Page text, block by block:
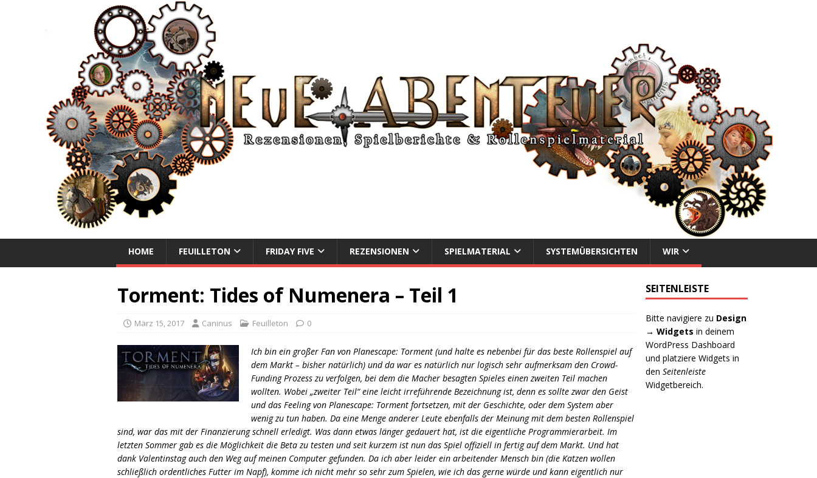
NEUE ABENTEUER
HOME FEUILLETON FRIDAY FIVE REZENSIONEN SPIELMATERIAL SYSTEMÜBERSICHTEN WIR
Torment: Tides of Numenera – Teil 1
März 15, 2017 Caninus Feuilleton 0
Ich bin ein großer Fan von Planescape: Torment (und halte es nebenbei für das beste Rollenspiel auf
dem Markt – bisher natürlich) und da war es natürlich nur logisch sehr aufmerksam den Crowd-
Funding Prozess zu verfolgen, bei dem die Macher besagten Spieles einen zweiten Teil machen
wollten. Wobei „zweiter Teil“ eine leicht irreführende Bezeichnung ist, denn es sollte zwar den Geist
und das Feeling von Planescape: Torment fortsetzen, mit der Geschichte, oder dem System aber
wenig zu tun haben. Da eine Menge anderer Leute ebenfalls der Meinung mit dem besten Rollenspiel
sind, war das mit der Finanzierung schnell erledigt. Was dann etwas länger gedauert hat, ist die eigentliche Programmierarbeit. Im
letzten Sommer gab es die Möglichkeit die Beta zu testen und seit kurzem ist nun das Spiel offiziell in fertig auf dem Markt. Und hat
dank Valentinstag auch den Weg auf meinen Computer gefunden. Da ich aber leider ein arbeitender Mensch bin (die Katzen wollen
schließlich ordentliches Futter im Napf), komme ich nicht mehr so sehr zum Spielen, wie ich das gerne würde und kann eigentlich nur
SEITENLEISTE
Bitte navigiere zu Design
→ Widgets in deinem
WordPress Dashboard
und platziere Widgets in
denSeitenleiste
Widgetbereich.